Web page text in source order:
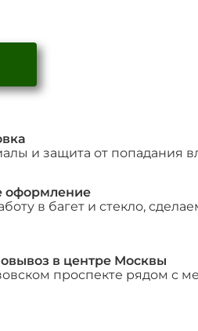
₽.
и защита от попадания
оформление
в багет и стекло,
в центре Москвы
проспекте рядом с